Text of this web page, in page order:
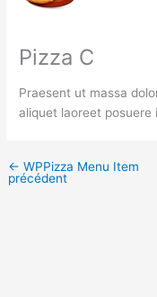
Pizza C
Praesent ut massa
aliquet laoreet posuere
← WPPizza Menu Item
précédent